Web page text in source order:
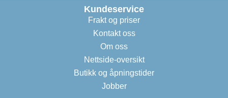
Kundeservice
Frakt og priser
Kontakt oss
Om oss
Nettside-oversikt
Butikk og åpningstider
Jobber